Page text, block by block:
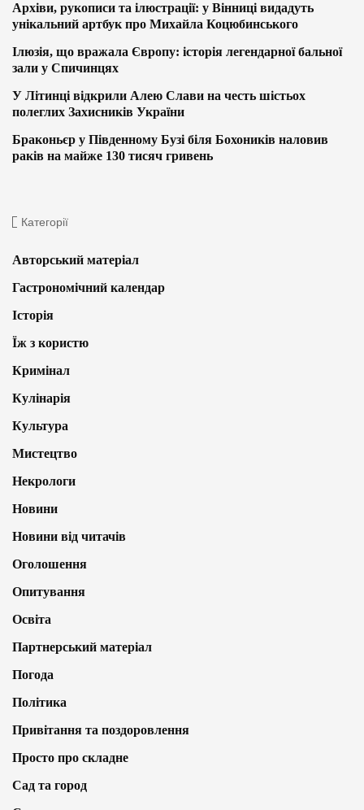
Архіви, рукописи та ілюстрації: у Вінниці видадуть
унікальний артбук про Михайла Коцюбинського
Ілюзія, що вражала Європу: історія легендарної бальної
зали у Спичинцях
У Літинці відкрили Алею Слави на честь шістьох
полеглих Захисників України
Браконьєр у Південному Бузі біля Бохоників наловив
раків на майже 130 тисяч гривень
Категорії
Авторський матеріал
Гастрономічний календар
Історія
Їж з користю
Кримінал
Кулінарія
Культура
Мистецтво
Некрологи
Новини
Новини від читачів
Оголошення
Опитування
Освіта
Партнерський матеріал
Погода
Політика
Привітання та поздоровлення
Просто про складне
Сад та город